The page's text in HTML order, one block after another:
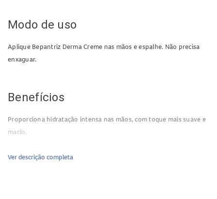
Modo de uso
Aplique Bepantriz Derma Creme nas mãos e espalhe. Não precisa
enxaguar.
Benefícios
Proporciona hidratação intensa nas mãos, com toque mais suave e
macio.
Ver descrição completa